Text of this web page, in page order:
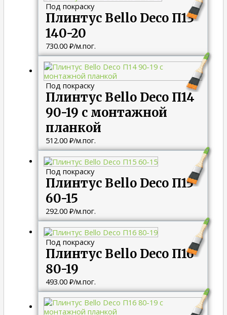
Под покраску
Плинтус Bello Deco П13
140-20
730.00 ₽/м.пог.
Под покраску
Плинтус Bello Deco П14
90-19 с монтажной
планкой
512.00 ₽/м.пог.
Под покраску
Плинтус Bello Deco П15
60-15
292.00 ₽/м.пог.
Под покраску
Плинтус Bello Deco П16
80-19
493.00 ₽/м.пог.